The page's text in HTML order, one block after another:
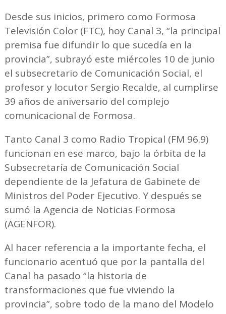
Desde sus inicios, primero como Formosa
Televisión Color (FTC), hoy Canal 3, “la principal
premisa fue difundir lo que sucedía en la
provincia”, subrayó este miércoles 10 de junio
el subsecretario de Comunicación Social, el
profesor y locutor Sergio Recalde, al cumplirse
39 años de aniversario del complejo
comunicacional de Formosa.
Tanto Canal 3 como Radio Tropical (FM 96.9)
funcionan en ese marco, bajo la órbita de la
Subsecretaría de Comunicación Social
dependiente de la Jefatura de Gabinete de
Ministros del Poder Ejecutivo. Y después se
sumó la Agencia de Noticias Formosa
(AGENFOR).
Al hacer referencia a la importante fecha, el
funcionario acentuó que por la pantalla del
Canal ha pasado “la historia de
transformaciones que fue viviendo la
provincia”, sobre todo de la mano del Modelo